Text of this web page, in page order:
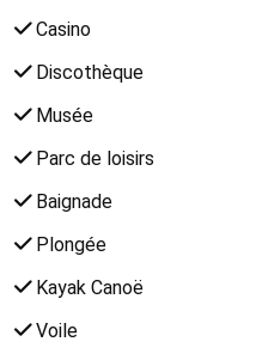
Casino
Discothèque
Musée
Parc de loisirs
Baignade
Plongée
Kayak Canoë
Voile